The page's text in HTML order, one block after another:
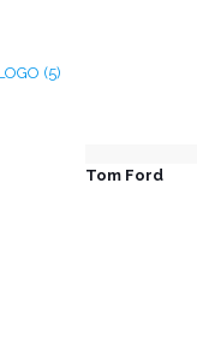
Tom Ford